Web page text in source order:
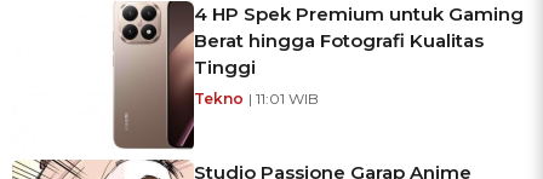
4 HP Spek Premium untuk Gaming
Berat hingga Fotografi Kualitas
Tinggi
Tekno | 11:01 WIB
Studio Passione Garap Anime